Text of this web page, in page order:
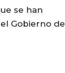
se han
Gobierno de